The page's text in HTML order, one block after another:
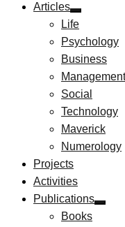
Articles
Life
Psychology
Business
Management
Social
Technology
Maverick
Numerology
Projects
Activities
Publications
Books